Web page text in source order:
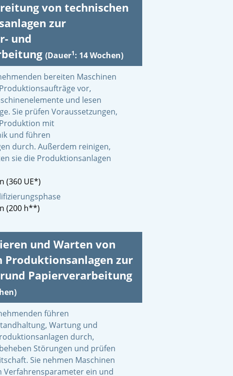
von technischen
zur
und
(Dauer1: 14 Wochen)
bereiten Maschinen
vor,
und lesen
Sie prüfen Voraussetzungen,
mit
und führen
durch. Außerdem reinigen,
sie die Produktionsanlagen
(360 UE*)
(200 h**)
und Warten von
Produktionsanlagen zur
Papierverarbeitung
führen
Wartung und
durch,
Störungen und prüfen
Sie nehmen Maschinen
Verfahrensparameter ein und